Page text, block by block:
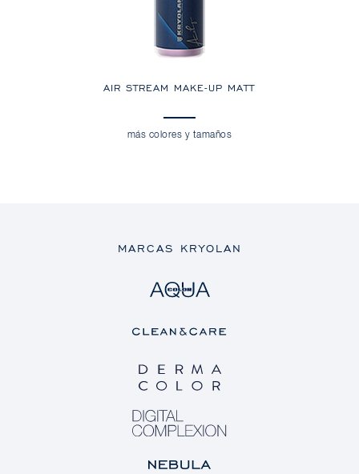
AIR STREAM MAKE-UP MATT
más colores y tamaños
MARCAS KRYOLAN